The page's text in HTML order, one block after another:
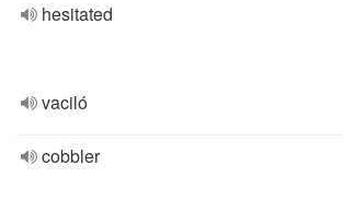
hesitated
vaciló
cobbler